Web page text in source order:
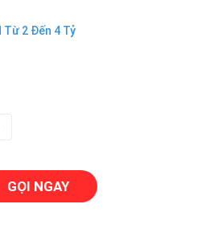
Từ 2 Đến 4 Tỷ
GỌI NGAY